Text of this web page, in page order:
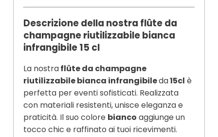
Descrizione della nostra flûte da
champagne riutilizzabile bianca
infrangibile 15 cl
La nostraflûte da champagne
riutilizzabile bianca infrangibileda15cl è
perfetta per eventi sofisticati. Realizzata
con materiali resistenti, unisce eleganza e
praticità. Il suo colore bianco aggiunge un
tocco chic e raffinato ai tuoi ricevimenti.